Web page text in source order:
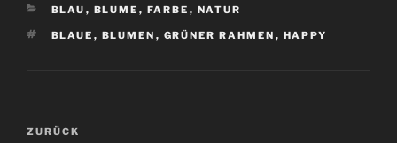
KATEGORIEN
BLAU , BLUME , FARBE , NATUR
SCHLAGWÖRTER
BLAUE , BLUMEN , GRÜNER RAHMEN , HAPPY
Beitragsnavigation
Vorheriger
ZURÜCK